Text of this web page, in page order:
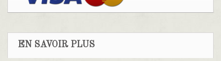
EN SAVOIR PLUS